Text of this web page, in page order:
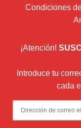
Condiciones
¡Atención!
Introduce tu
cada
Dirección
de